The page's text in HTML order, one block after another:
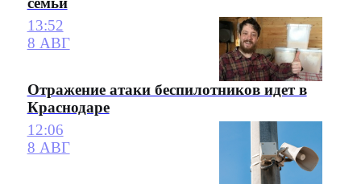
13:52
8 АВГ
Отражение атаки беспилотников идет в
Краснодаре
12:06
8 АВГ